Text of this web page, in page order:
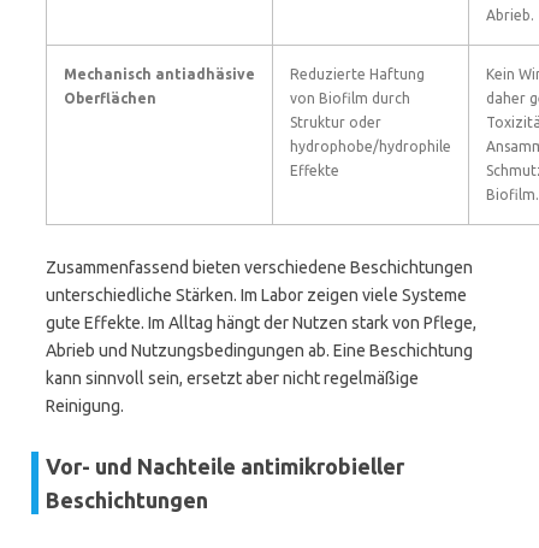
Abrieb.
Mechanisch antiadhäsive
Oberflächen
Reduzierte Haftung
von Biofilm durch
Struktur oder
hydrophobe/hydrophile
Effekte
Kein
daher
Biofilm.
Zusammenfassend bieten verschiedene Beschichtungen
unterschiedliche Stärken. Im Labor zeigen viele Systeme
gute Effekte. Im Alltag hängt der Nutzen stark von Pflege,
Abrieb und Nutzungsbedingungen ab. Eine Beschichtung
kann sinnvoll sein, ersetzt aber nicht regelmäßige
Reinigung.
Vor- und Nachteile antimikrobieller
Beschichtungen